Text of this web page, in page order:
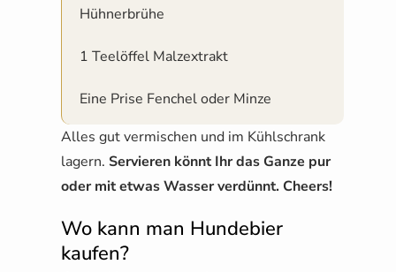
Hühnerbrühe
1 Teelöffel Malzextrakt
Eine Prise Fenchel oder Minze
Alles gut vermischen und im Kühlschrank
lagern. Servieren könnt Ihr das Ganze pur
oder mit etwas Wasser verdünnt. Cheers!
Wo kann man Hundebier
kaufen?